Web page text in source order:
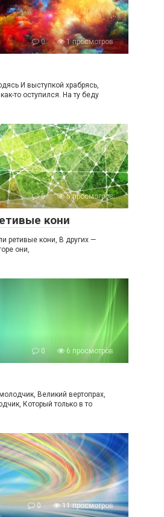
0 1 просмотров
И выступкой храбрясь,
то оступился. На ту беду
0 6 просмотров
кони
ретивые кони, В других —
они,
0 6 просмотров
Великий вертопрах,
Который только в то
0 11 просмотров